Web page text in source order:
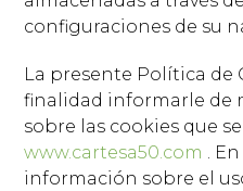
configuraciones de su
La presente Política de
finalidad informarle de
sobre las cookies que
www.cartesa50.com .
información sobre el